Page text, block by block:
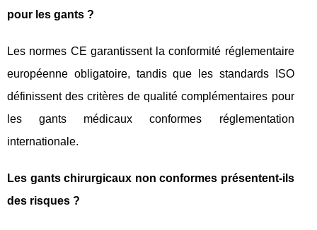
pour les gants ?
Les normes CE garantissent la conformité réglementaire
européenne obligatoire, tandis que les standards ISO
définissent des critères de qualité complémentaires pour
les gants médicaux conformes réglementation
internationale.
Les gants chirurgicaux non conformes présentent-ils
des risques ?